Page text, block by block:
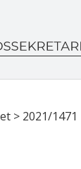
> 2021/1471